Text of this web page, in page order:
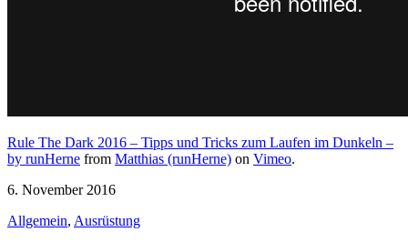
Rule The Dark 2016 – Tipps und Tricks zum Laufen im Dunkeln –
by runHerne from Matthias (runHerne) on Vimeo.
6. November 2016
Allgemein, Ausrüstung